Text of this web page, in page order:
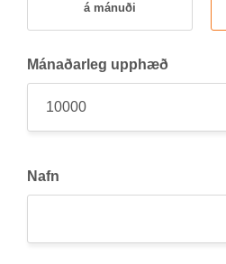
á mán­uði
Mán­að­ar­leg upp­hæð
Nafn